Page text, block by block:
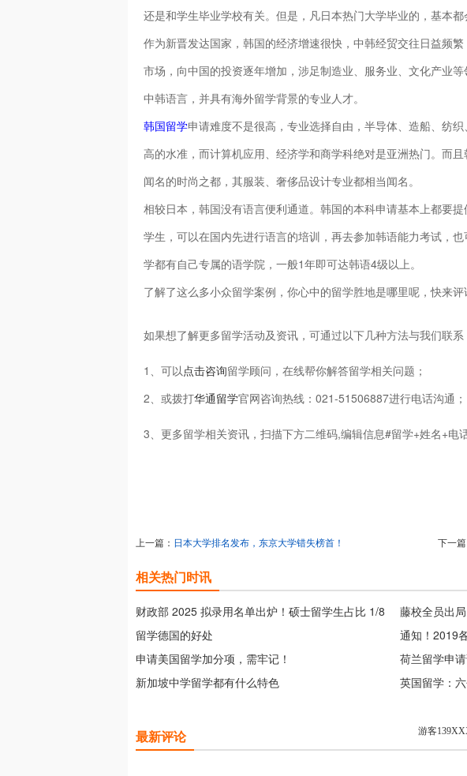
还是和学生毕业学校有关。但是，凡日本热门大学毕业的，基本都
作为新晋发达国家，韩国的经济增速很快，中韩经贸交往日益频
市场，向中国的投资逐年增加，涉足制造业、服务业、文化产业
中韩语言，并具有海外留学背景的专业人才。
韩国留学申请难度不是很高，专业选择自由，半导体、造船、纺
高的水准，而计算机应用、经济学和商学科绝对是亚洲热门。而
闻名的时尚之都，其服装、奢侈品设计专业都相当闻名。
相较日本，韩国没有语言便利通道。韩国的本科申请基本上都要
学生，可以在国内先进行语言的培训，再去参加韩语能力考试，
学都有自己专属的语学院，一般1年即可达韩语4级以上。
了解了这么多小众留学案例，你心中的留学胜地是哪里呢，快来评
如果想了解更多留学活动及资讯，可通过以下几种方法与我们联系
1、可以点击咨询留学顾问，在线帮你解答留学相关问题；
2、或拨打华通留学官网咨询热线：021-51506887进行电话沟通；
3、更多留学相关资讯，扫描下方二维码,编辑信息#留学+姓名+电
上一篇： 日本大学排名发布，东京大学错失榜首！ 下一
相关热门时讯
财政部 2025 拟录用名单出炉！硕士留学生占比 1/8
藤校全员出
15
留学德国的好处
通知！2019
申请美国留学加分项，需牢记！
荷兰留学申
新加坡中学留学都有什么特色
英国留学：
最新评论 游客